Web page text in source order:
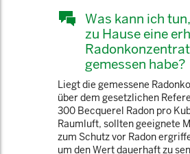
Was kann ich
zu Hause eine
gemessen habe?
Liegt die gemessene
über dem gesetzlichen
300 Becquerel Radon pro
Raumluft, sollten geeignete
zum Schutz vor Radon
um den Wert dauerhaft zu